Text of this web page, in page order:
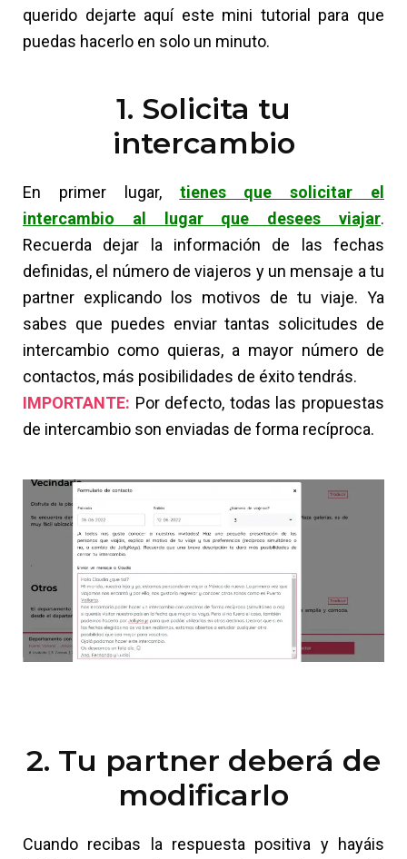
querido dejarte aquí este mini tutorial para que
puedas hacerlo en solo un minuto.
1. Solicita tu
intercambio
En primer lugar, tienes que solicitar el
intercambio al lugar que desees viajar.
Recuerda dejar la información de las fechas
definidas, el número de viajeros y un mensaje a tu
partner explicando los motivos de tu viaje. Ya
sabes que puedes enviar tantas solicitudes de
intercambio como quieras, a mayor número de
contactos, más posibilidades de éxito tendrás.
IMPORTANTE: Por defecto, todas las propuestas
de intercambio son enviadas de forma recíproca.
2. Tu partner deberá de
modificarlo
Cuando recibas la respuesta positiva y hayáis